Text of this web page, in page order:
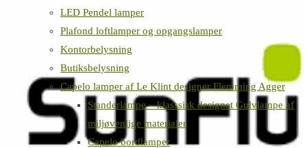
LED Pendel lamper
Plafond loftlamper og opgangslamper
Kontorbelysning
Butiksbelysning
Capelo lamper af Le Klint designer Flemming Agger
Standerlampe – klasssisk designet Gulvlampe af
miljøvenlige materialer
Capelo bordlamper